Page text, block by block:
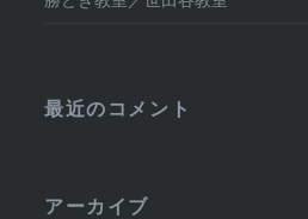
最近のコメント
アーカイブ